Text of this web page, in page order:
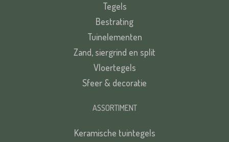
Tegels
Bestrating
Tuinelementen
Zand, siergrind en split
Vloertegels
Sfeer & decoratie
ASSORTIMENT
Keramische tuintegels